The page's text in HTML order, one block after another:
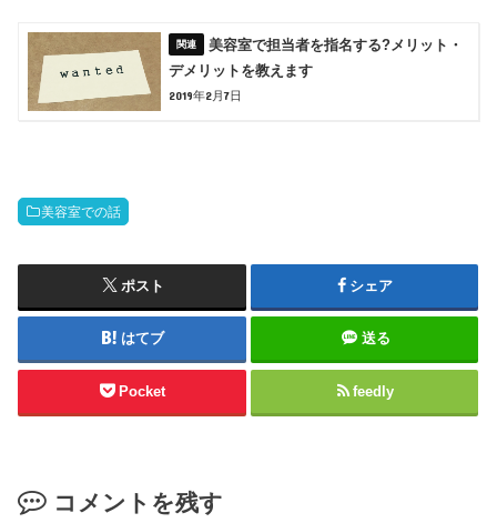
美容室で担当者を指名する?メリット・
デメリットを教えます
2019年2月7日
美容室での話
ポスト シェア
はてブ 送る
Pocket feedly
コメントを残す